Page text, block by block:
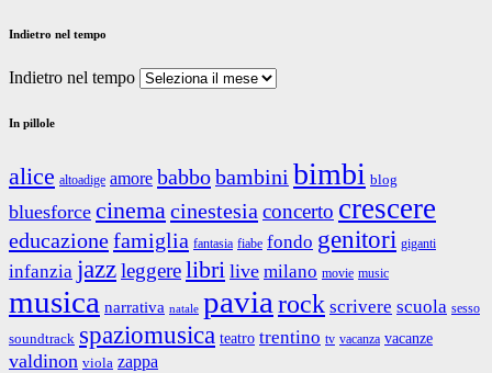
Indietro nel tempo
Indietro nel tempo
In pillole
alice altoadige amore babbobambini bimbi blog
bluesforce cinema cinestesia concerto crescere
educazionefamiglia fantasia fiabe fondo genitori giganti
infanzia jazzleggerelibri live milano movie music
musica narrativa natale pavia rock scrivere scuola sesso
soundtrack spaziomusica teatro trentino tv vacanza vacanze
valdinon viola zappa